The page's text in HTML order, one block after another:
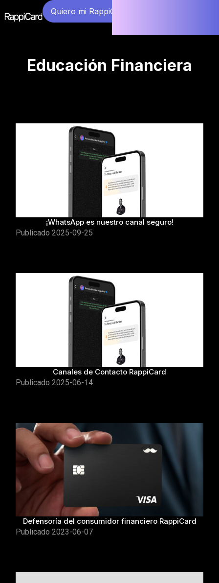
Quiero mi RappiCard
Educación Financiera
¡WhatsApp es nuestro canal seguro!
Publicado 2025-09-25
Canales de Contacto RappiCard
Publicado 2025-06-14
Defensoría del consumidor financiero RappiCard
Publicado 2023-06-07